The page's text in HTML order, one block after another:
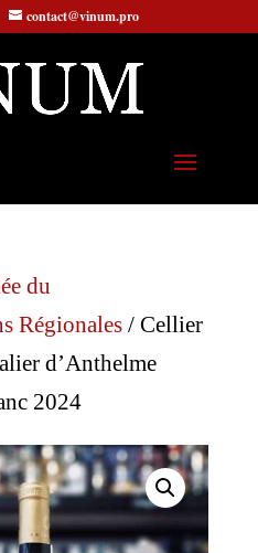
contact@vinum.pro
du
Régionales/ Cellier
d’Anthelme
2024